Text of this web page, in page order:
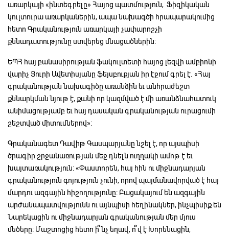
առարկայի «ինտեգրելը» Հայոց պատմություն, Ֆիզիկական
կուլտուրա առարկաներին, ապա նախագծի հրապարակումից
հետո Գրականություն առարկայի չափարոշչի
քննադատությունը ստվերեց մնացածներին:
ԵՊՀ հայ բանասիրության ֆակուլտետի հայոց լեզվի ամբիոնի
վարիչ Յուրի Ավետիսյանը ֆեյսբուքյան իր էջում գրել է. «Հայ
գրականության նախագիծը առանձին եւ անհրաժեշտ
քննարկման նյութ է, քանի որ կազմված է մի առանձնահատուկ
անիմացությամբ եւ հայ դասական գրականության ուրացումի
շեշտված միտումներով»:
Գրականագետ Դավիթ Գասպարյանը նշել է, որ այսպիսի
ծրագիր շրջանառության մեջ դնելն ուղղակի ամոթ է եւ
խայտառակություն: «Փաստորեն, հայ հին ու միջնադարյան
գրականություն գոյություն չունի, որով պայմանավորված է հայ
մարդու ազգային հիշողությունը: Բացակայում են ազգային
արժանապատվությունն ու այնպիսի հեղինակներ, ինչպիսիք են
Նարեկացին ու միջնադարյան գրականության մեր մյուս
մեծերը: Մաշտոցից հետո ի՞նչ եղավ, ո՞վ է Խորենացին,